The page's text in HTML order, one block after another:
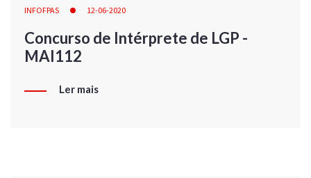
INFOFPAS 12-06-2020
Concurso de Intérprete de LGP -
MAI112
Ler mais